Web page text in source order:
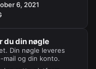
6, 2021
du din nøgle
Din nøgle leveres
mail og din konto.